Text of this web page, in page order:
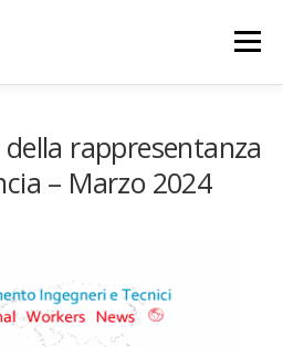
Menu
rappresentanza
– Marzo 2024